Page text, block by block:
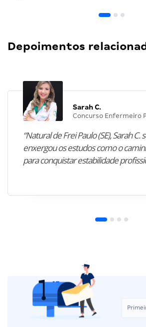
Depoimentos
Sarah C.
Concurso Enfermeiro
“Natural de Frei Paulo (SE), Sarah C.
enxergou os estudos como o
para conquistar estabilidade